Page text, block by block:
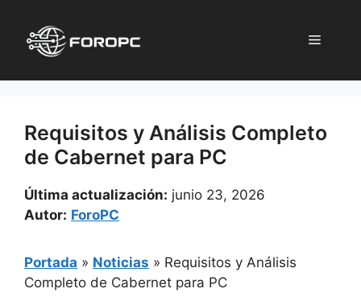
contenido
Menú
Requisitos y Análisis Completo
de Cabernet para PC
Última actualización: junio 23, 2026
Autor: ForoPC
Portada » Noticias » Requisitos y Análisis
Completo de Cabernet para PC